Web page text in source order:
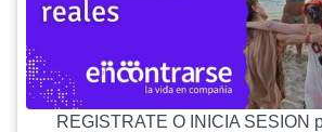
REGISTRATE O INICIA SESION